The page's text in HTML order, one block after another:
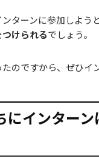
ターンに参加しよう
けられるでしょう。
のですから、ぜひイ
にインターン